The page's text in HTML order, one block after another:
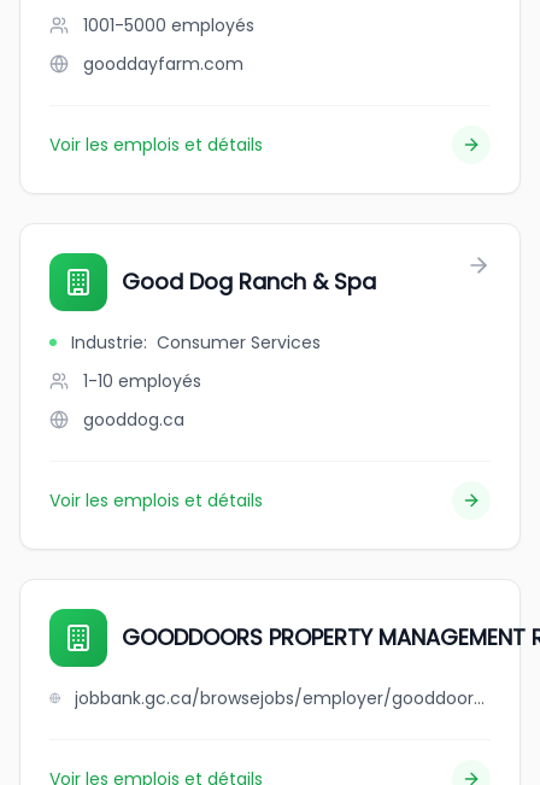
1001-5000 employés
gooddayfarm.com
Voir les emplois et détails
Good Dog Ranch & Spa
Industrie: Consumer Services
1-10 employés
gooddog.ca
Voir les emplois et détails
GOODDOORS PROPERTY MANAGEMENT
jobbank.gc.ca/browsejobs/employer/gooddoors+property+management+regina/ca
Voir les emplois et détails